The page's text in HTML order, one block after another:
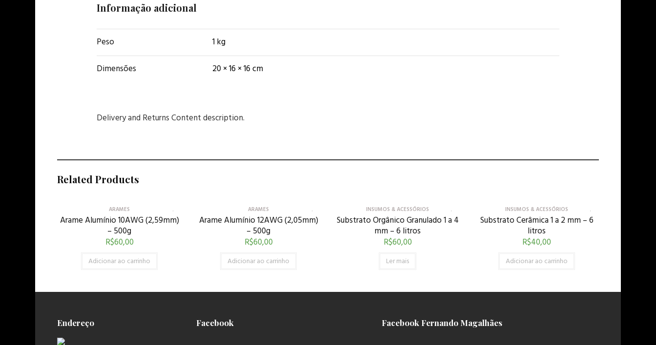
Informação adicional
Peso 1 kg
Dimensões 20 × 16 × 16 cm
Delivery and Returns Content description.
Related Products
ARAMES
Arame Alumínio 10AWG (2,59mm)
– 500g
R$60,00
Adicionar ao carrinho
ARAMES
Arame Alumínio 12AWG (2,05mm)
– 500g
R$60,00
Adicionar ao carrinho
INSUMOS & ACESSÓRIOS
Substrato Orgânico Granulado 1 a 4
mm – 6 litros
R$60,00
Ler mais
INSUMOS & ACESSÓRIOS
Substrato Cerâmica 1 a 2 mm – 6
litros
R$40,00
Adicionar ao carrinho
Endereço Facebook Facebook Fernando Magalhães